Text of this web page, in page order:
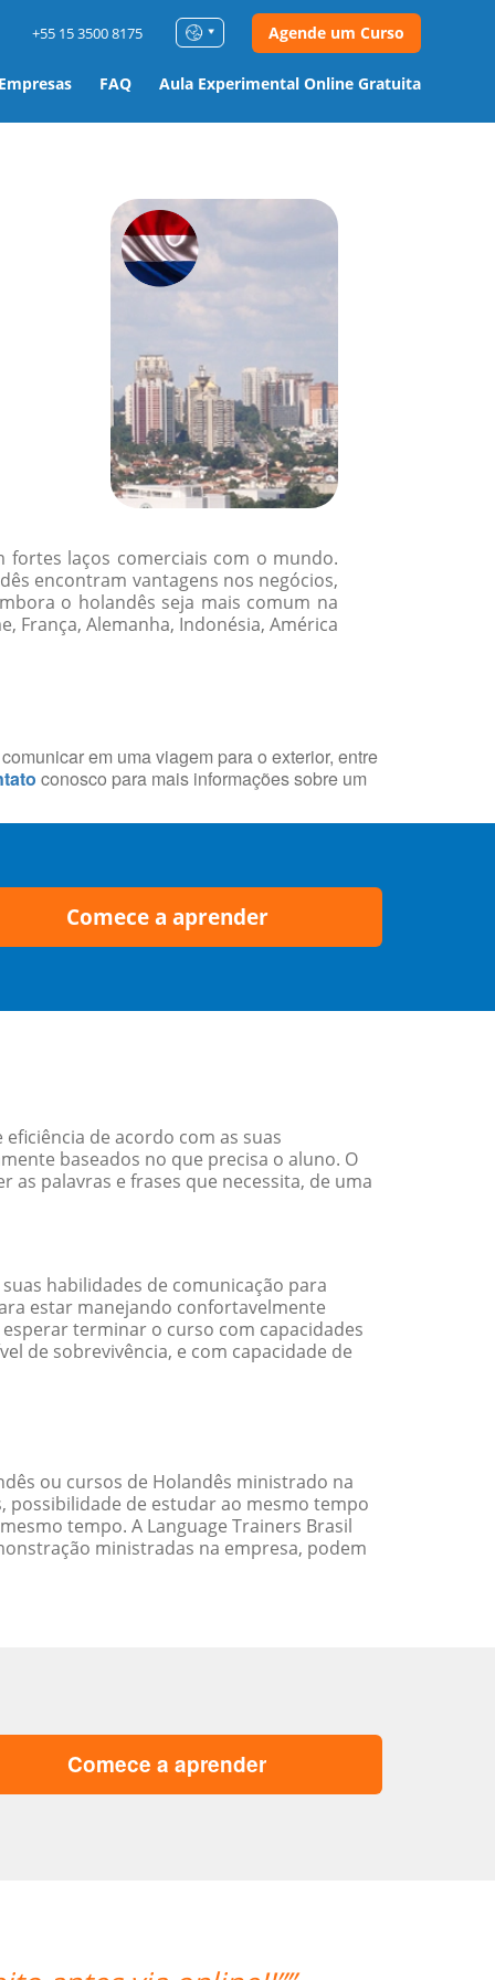
FAQ Aula Experimental Online Gratuita
+55 15 3500 8175 Agende um Curso
fortes laços comerciais com o mundo.
encontram vantagens nos negócios,
o holandês seja mais comum na
França, Alemanha, Indonésia, América
em uma viagem para o exterior, entre
conosco para mais informações sobre um
Comece a aprender
de acordo com as suas
baseados no que precisa o aluno. O
palavras e frases que necessita, de uma
habilidades de comunicação para
estar manejando confortavelmente
terminar o curso com capacidades
de sobrevivência, e com capacidade de
ou cursos de Holandês ministrado na
possibilidade de estudar ao mesmo tempo
tempo. A Language Trainers Brasil
ministradas na empresa, podem
Comece a aprender